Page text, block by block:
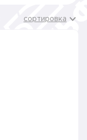
сортировка